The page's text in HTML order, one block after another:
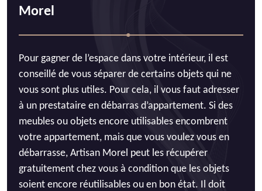
Morel
Pour gagner de l’espace dans votre intérieur, il est
conseillé de vous séparer de certains objets qui ne
vous sont plus utiles. Pour cela, il vous faut adresser
à un prestataire en débarras d’appartement. Si des
meubles ou objets encore utilisables encombrent
votre appartement, mais que vous voulez vous en
débarrasse, Artisan Morel peut les récupérer
gratuitement chez vous à condition que les objets
soient encore réutilisables ou en bon état. Il doit